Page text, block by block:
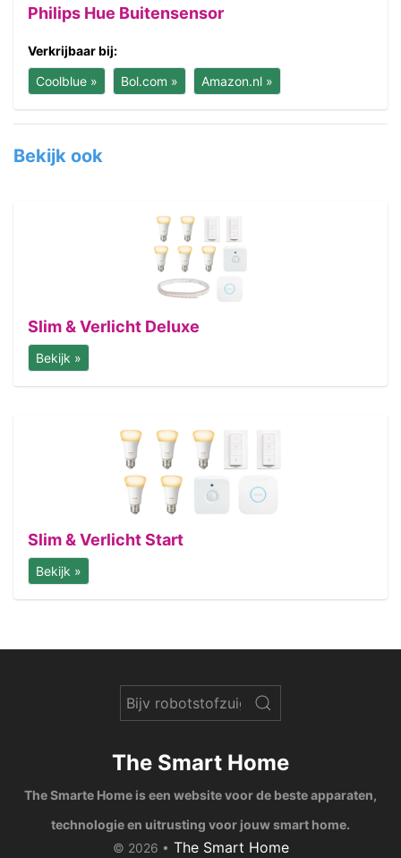
Philips Hue Buitensensor
Verkrijbaar bij:
Coolblue »
Bol.com » Amazon.nl »
Bekijk ook
Slim & Verlicht Deluxe
Bekijk »
Slim & Verlicht Start
Bekijk »
The Smart Home
The Smarte Home is een website voor de beste apparaten,
technologie en uitrusting voor jouw smart home.
© 2026 • The Smart Home